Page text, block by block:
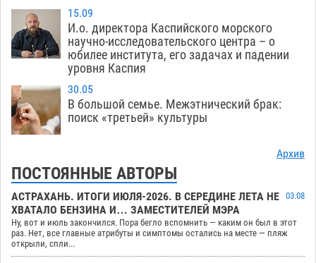
15.09
И.о. директора Каспийского морского
научно-исследовательского центра – о
юбилее института, его задачах и падении
уровня Каспия
30.05
В большой семье. Межэтнический брак:
поиск «третьей» культуры
Архив
ПОСТОЯННЫЕ АВТОРЫ
АСТРАХАНЬ. ИТОГИ ИЮЛЯ-2026. В СЕРЕДИНЕ ЛЕТА НЕ
ХВАТАЛО БЕНЗИНА И… ЗАМЕСТИТЕЛЕЙ МЭРА
03.08
Ну, вот и июль закончился. Пора бегло вспомнить — каким он был в этот
раз. Нет, все главные атрибуты и симптомы остались на месте — пляж
открыли, спли...